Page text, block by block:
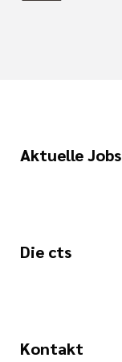
Aktuelle Jobs
Die cts
Kontakt